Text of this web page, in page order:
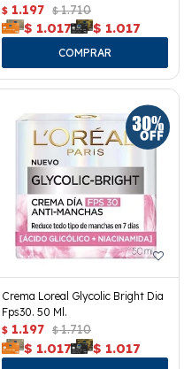
$ 1.197 $ 1.710
$ 1.017 $ 1.017
Crema Loreal Glycolic Bright Dia
Fps30. 50 Ml.
$ 1.197 $ 1.710
$ 1.017 $ 1.017